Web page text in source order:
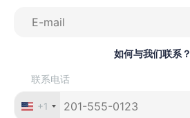
如何与我们联系？
联系电话
+1